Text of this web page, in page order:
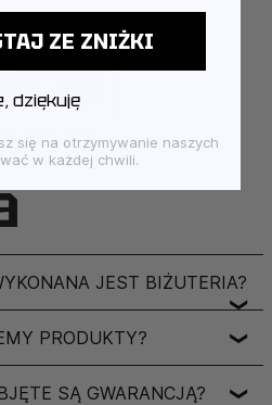
JEST BIŻUTERIA?
❯
PRODUKTY? ❯
SĄ GWARANCJĄ? ❯
ZE ZNIŻKI
dziękuję
się na otrzymywanie naszych
w każdej chwili.